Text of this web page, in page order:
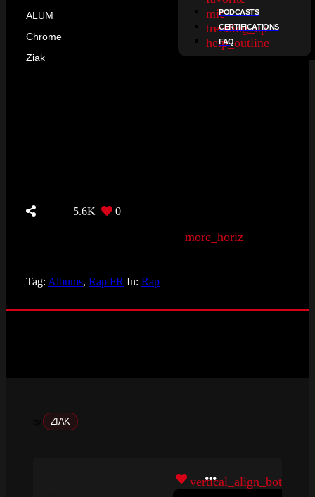
micPODCASTS
trending_up
CERTIFICATIONS
help_outline
FAQ
ALUM
Chrome
Ziak
5.6K 0
more_horiz
Tag: Albums, Rap FR In: Rap
ZIAK
vertical_align_bottom